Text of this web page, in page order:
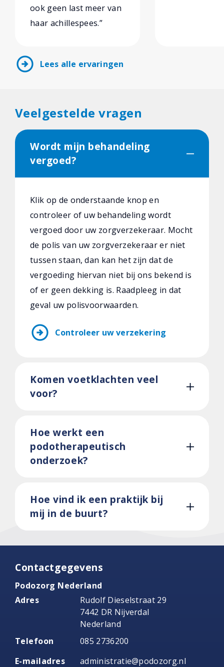
ook geen last meer van
haar achillespees.”
arrow_circle_right Lees alle ervaringen
Veelgestelde vragen
Wordt mijn behandeling
vergoed?
Klik op de onderstaande knop en
controleer of uw behandeling wordt
vergoed door uw zorgverzekeraar. Mocht
de polis van uw zorgverzekeraar er niet
tussen staan, dan kan het zijn dat de
vergoeding hiervan niet bij ons bekend is
of er geen dekking is. Raadpleeg in dat
geval uw polisvoorwaarden.
arrow_circle_right Controleer uw verzekering
Komen voetklachten veel
voor?
Hoe werkt een
podotherapeutisch
onderzoek?
Hoe vind ik een praktijk bij
mij in de buurt?
Contactgegevens
Podozorg Nederland
Adres
Rudolf Dieselstraat 29
7442 DR Nijverdal
Nederland
Telefoon
085 2736200
E-mailadres
administratie@podozorg.nl